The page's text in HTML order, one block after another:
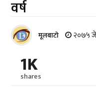
वर्ष
मूलबाटाे २०७५
1K
shares